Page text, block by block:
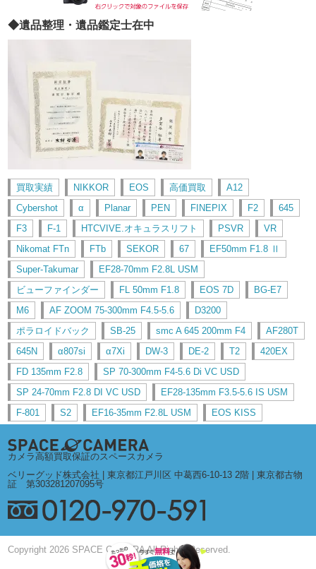
◆遺品整理・遺品鑑定士在中
買取実績 NIKKOR EOS 高価買取
A12
Cybershot
α Planar PEN FINEPIX F2
645
F3
F-1 HTCVIVE.オキュラスリフト PSVR
VR
Nikomat FTn
FTb SEKOR 67
EF50mm F1.8 Ⅱ
Super-Takumar
EF28-70mm F2.8L USM
ビューファインダー
FL 50mm F1.8 EOS 7D
BG-E7
M6
AF ZOOM 75-300mm F4.5-5.6
D3200
ポラロイドバック
SB-25 smc A 645 200mm F4
AF280T
645N
α807si α7Xi DW-3 DE-2 T2
420EX
FD 135mm F2.8
SP 70-300mm F4-5.6 Di VC USD
SP 24-70mm F2.8 DI VC USD
EF28-135mm F3.5-5.6 IS USM
F-801
S2 EF16-35mm F2.8L USM EOS KISS
カメラ高額買取保証のスペースカメラ
ベリーグッド株式会社 | 東京都江戸川区 中葛西6-10-13 2階 | 東京都古物
証 第303281207095号
Copyright 2026 SPACE CAMERA All Rights Reserved.